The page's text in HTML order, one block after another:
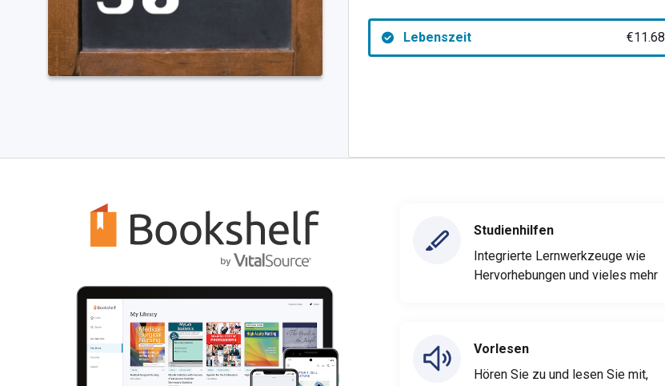
Lebenszeit €11.68
Studienhilfen
Integrierte Lernwerkzeuge wie
Hervorhebungen und vieles mehr
Vorlesen
Hören Sie zu und lesen Sie mit,